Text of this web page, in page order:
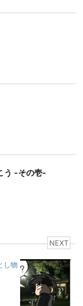
う -その壱-
NEXT
し物